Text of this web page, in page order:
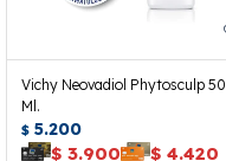
Vichy Neovadiol Phytosculp 50
Ml.
$ 5.200
$ 3.900 $ 4.420